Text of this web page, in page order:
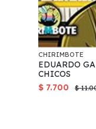
CHIRIMBOTE
EDUARDO
CHICOS
$ 7.700
$